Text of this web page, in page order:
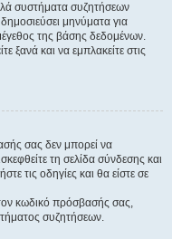
συστήματα συζητήσεων
μηνύματα για
της βάσης δεδομένων.
ξανά και να εμπλακείτε στις
σας δεν μπορεί να
τη σελίδα σύνδεσης και
τις οδηγίες και θα είστε σε
κωδικό πρόσβασής σας,
συζητήσεων.